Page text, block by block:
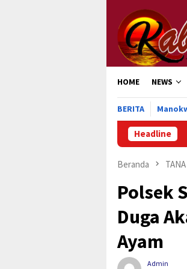
konten
HOME NEWS
BERITA
Headline
Beranda
Polsek
Duga
Ayam
Admin